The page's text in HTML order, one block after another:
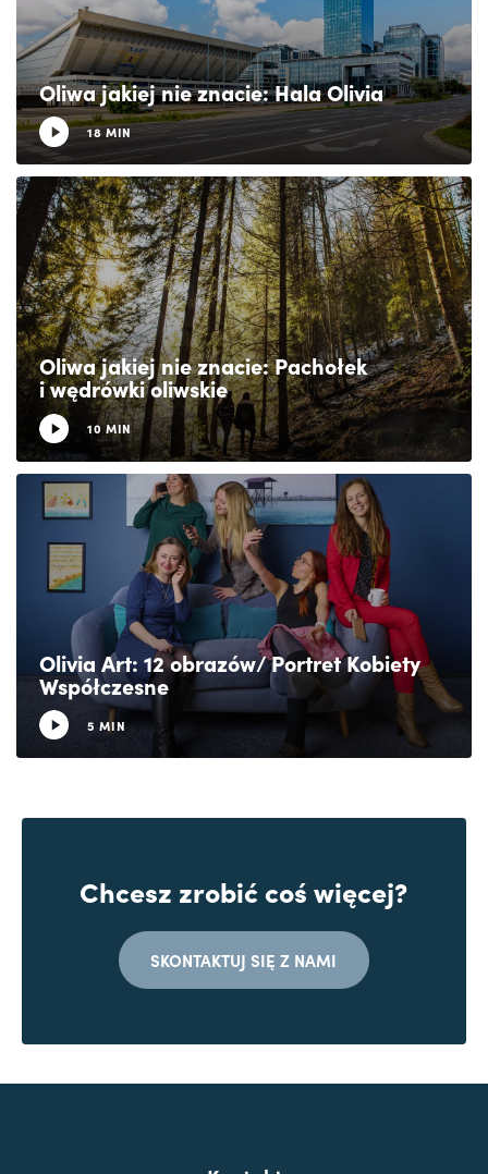
Oliwa jakiej nie znacie: Hala Olivia
18 MIN
Oliwa jakiej nie znacie: Pachołek
i wędrówki oliwskie
10 MIN
Olivia Art: 12 obrazów/ Portret Kobiety
Współczesne
5 MIN
Chcesz zrobić coś więcej?
SKONTAKTUJ SIĘ Z NAMI